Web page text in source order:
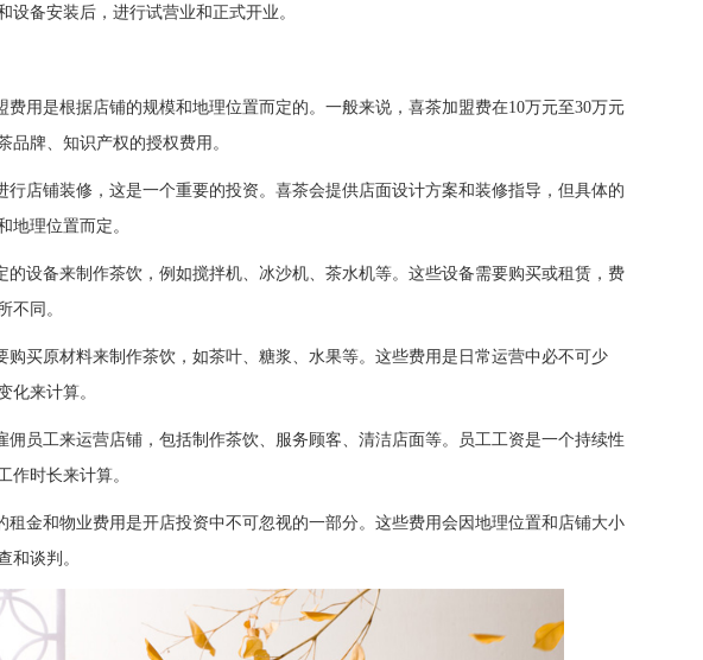
备安装后，进行试营业和正式开业。
是根据店铺的规模和地理位置而定的。一般来说，喜茶加盟费在10万元至30万元
品牌、知识产权的授权费用。
店铺装修，这是一个重要的投资。喜茶会提供店面设计方案和装修指导，但具体的
地理位置而定。
设备来制作茶饮，例如搅拌机、冰沙机、茶水机等。这些设备需要购买或租赁，费
不同。
买原材料来制作茶饮，如茶叶、糖浆、水果等。这些费用是日常运营中必不可少
化来计算。
员工来运营店铺，包括制作茶饮、服务顾客、清洁店面等。员工工资是一个持续性
作时长来计算。
金和物业费用是开店投资中不可忽视的一部分。这些费用会因地理位置和店铺大小
和谈判。